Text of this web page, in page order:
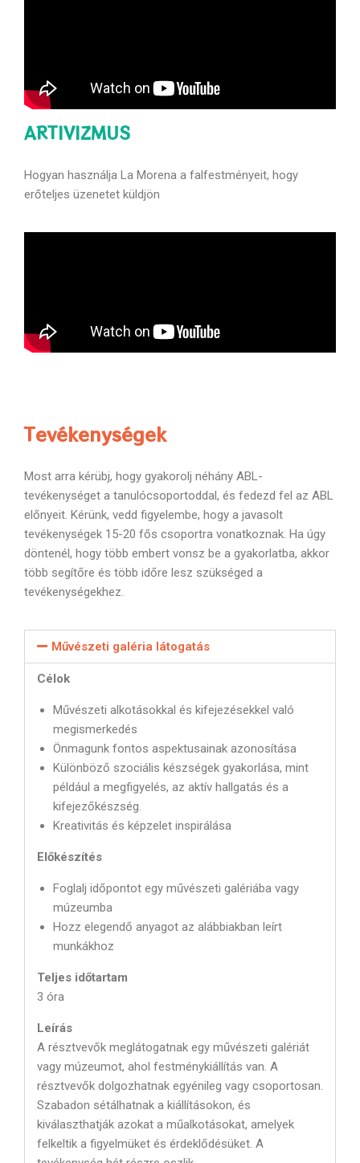
ARTIVIZMUS
Hogyan használja La Morena a falfestményeit, hogy
erőteljes üzenetet küldjön
Tevékenységek
Most arra kérübj, hogy gyakorolj néhány ABL-
tevékenységet a tanulócsoportoddal, és fedezd fel az ABL
előnyeit. Kérünk, vedd figyelembe, hogy a javasolt
tevékenységek 15-20 fős csoportra vonatkoznak. Ha úgy
döntenél, hogy több embert vonsz be a gyakorlatba, akkor
több segítőre és több időre lesz szükséged a
tevékenységekhez.
Művészeti galéria látogatás
Célok
Művészeti alkotásokkal és kifejezésekkel való
megismerkedés
Önmagunk fontos aspektusainak azonosítása
Különböző szociális készségek gyakorlása, mint
például a megfigyelés, az aktív hallgatás és a
kifejezőkészség.
Kreativitás és képzelet inspirálása
Előkészítés
Foglalj időpontot egy művészeti galériába vagy
múzeumba
Hozz elegendő anyagot az alábbiakban leírt
munkákhoz
Teljes időtartam
3 óra
Leírás
A résztvevők meglátogatnak egy művészeti galériát
vagy múzeumot, ahol festménykiállítás van. A
résztvevők dolgozhatnak egyénileg vagy csoportosan.
Szabadon sétálhatnak a kiállításokon, és
kiválaszthatják azokat a műalkotásokat, amelyek
felkeltik a figyelmüket és érdeklődésüket. A